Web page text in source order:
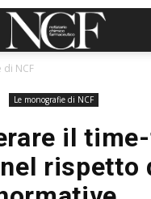
NCF
Le monografie di NCF
il
rispetto